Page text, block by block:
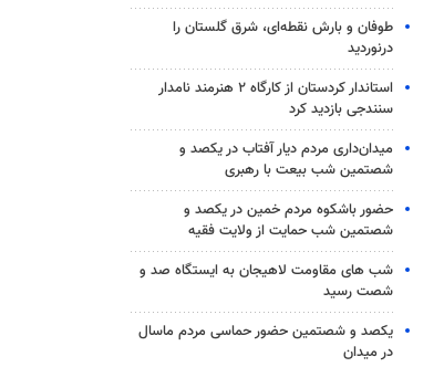
طوفان و بارش نقطه‌ای، شرق گلستان را
درنوردید
استاندار کردستان از کارگاه ۲ هنرمند نامدار
سنندجی بازدید کرد
میدان‌داری مردم دیار آفتاب در یکصد و
شصتمین شب بیعت با رهبری
حضور باشکوه مردم خمین در یکصد و
شصتمین شب حمایت از ولایت فقیه
شب های مقاومت لاهیجان به ایستگاه صد و
شصت رسید
یکصد و شصتمین حضور حماسی مردم ماسال
در میدان